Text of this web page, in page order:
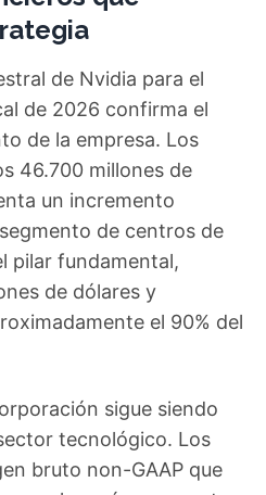
de Nvidia para el
de 2026 confirma el
de la empresa. Los
46.700 millones de
un incremento
de centros de
pilar fundamental,
de dólares y
el 90% del
sigue siendo
tecnológico. Los
bruto non-GAAP que